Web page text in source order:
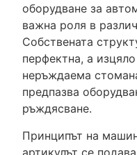
оборудване за
важна роля в
Собствената
перфектна, а
неръждаема
предпазва
ръждясване.
Принципът на
артикулът се